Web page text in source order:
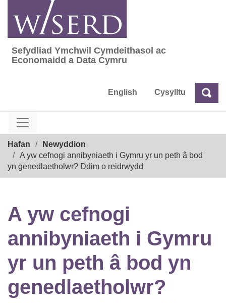
content
Sefydliad Ymchwil Cymdeithasol ac
Sefydliad Ymchwil Cymdeithasol ac
Economaidd a Data Cymru
English Cysylltu Chwilio
Hafan
Newyddion
A yw cefnogi annibyniaeth i Gymru yr un peth â bod
yn genedlaetholwr? Ddim o reidrwydd
A yw cefnogi
annibyniaeth i Gymru
yr un peth â bod yn
genedlaetholwr?